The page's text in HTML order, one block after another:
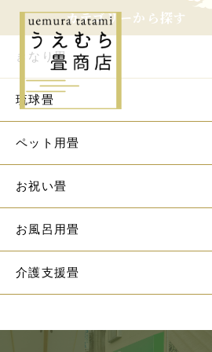
カテゴリーから探す
きなり畳
琉球畳
ペット用畳
お祝い畳
お風呂用畳
介護支援畳